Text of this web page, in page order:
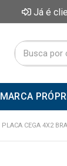
Já é
MARCA
PLACA CEGA 4X2